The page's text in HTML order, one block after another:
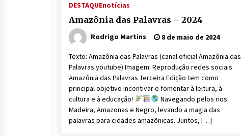
DESTAQUEnotícias
Amazônia das Palavras – 2024
Rodrigo Martins 8 de maio de 2024
Texto: Amazônia das Palavras (canal oficial Amazônia das
Palavras youtube) Imagem: Reprodução redes sociais
Amazônia das Palavras Terceira Edição tem como
principal objetivo incentivar e fomentar à leitura, à
cultura e à educação!
Navegando pelos rios
Madeira, Amazonas e Negro, levando a magia das
palavras para cidades amazõnicas. Juntos, […]